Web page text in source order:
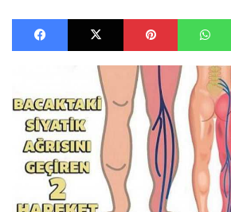
Facebook X Pinterest